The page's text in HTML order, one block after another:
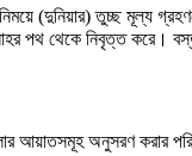
(দুনিয়ার) তুচ্ছ মূল্য
পথ থেকে নিবৃত্ত করে।
আয়াতসমূহ অনুসরণ করার